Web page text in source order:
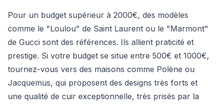
Pour un budget supérieur à 2000€, des modèles
comme le "Loulou" de Saint Laurent ou le "Marmont"
de Gucci sont des références. Ils allient praticité et
prestige. Si votre budget se situe entre 500€ et 1000€,
tournez-vous vers des maisons comme Polène ou
Jacquemus, qui proposent des designs très forts et
une qualité de cuir exceptionnelle, très prisés par la